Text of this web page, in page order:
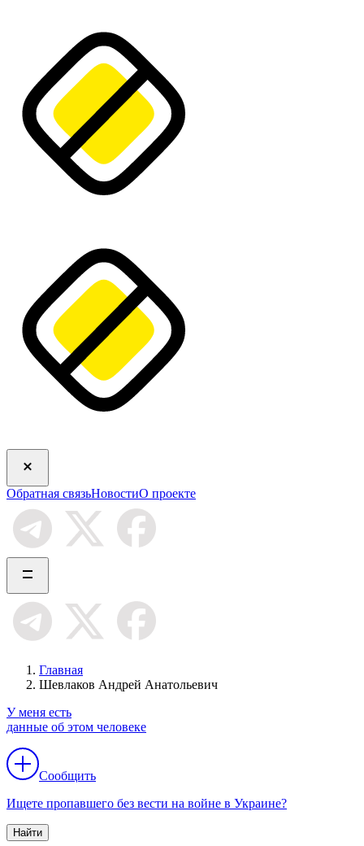
Обратная связьНовостиО проекте
Главная
Шевлаков Андрей Анатольевич
У меня есть
данные об этом человеке
Сообщить
Ищете пропавшего без вести на войне в Украине?
Найти